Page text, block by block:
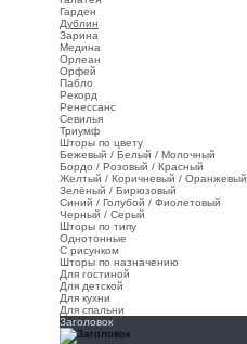
Гарден
Дублин
Зарина
Медина
Орлеан
Орфей
Пабло
Рекорд
Ренессанс
Севилья
Триумф
Шторы по цвету
Бежевый / Белый / Молочный
Бордо / Розовый / Красный
Желтый / Коричневый / Оранжевый
Зелёный / Бирюзовый
Синий / Голубой / Фиолетовый
Черный / Серый
Шторы по типу
Однотонные
С рисунком
Шторы по назначению
Для гостиной
Для детской
Для кухни
Для спальни
Заголовок